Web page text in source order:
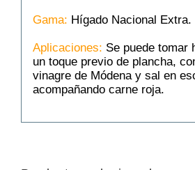
Gama: Hígado Nacional Extra.
Aplicaciones: Se puede tomar
un toque previo de plancha,
vinagre de Módena y sal en
acompañando carne roja.